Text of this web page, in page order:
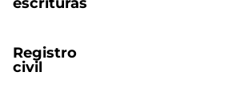
Registro
civil